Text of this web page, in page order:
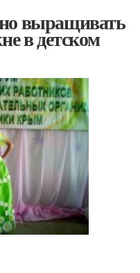
выращивать
в детском